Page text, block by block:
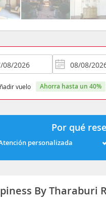
vuelo ahorra hasta un 40%
Por qué
personalizada
By Tharaburi